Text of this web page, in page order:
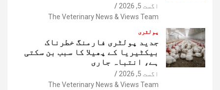
اگست 5, 2026
The Veterinary News & Views Team
پولٹری
جدید پولٹری فارمنگ خطرناک
بیکٹیریا کے پھیلا کا سبب بن سکتی
ہے، انتباہ جاری
اگست 5, 2026
The Veterinary News & Views Team